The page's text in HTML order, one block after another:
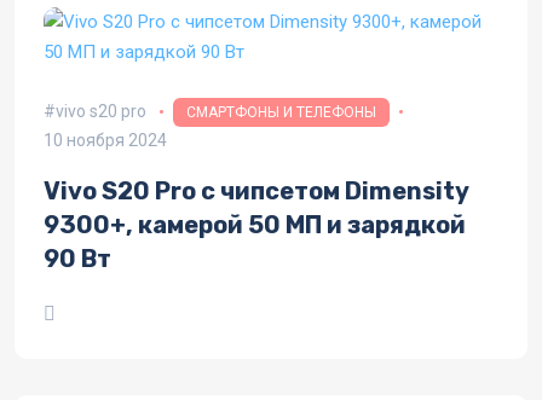
vivo s20 pro СМАРТФОНЫ И ТЕЛЕФОНЫ
10 ноября 2024
Vivo S20 Pro с чипсетом Dimensity
9300+, камерой 50 МП и зарядкой
90 Вт